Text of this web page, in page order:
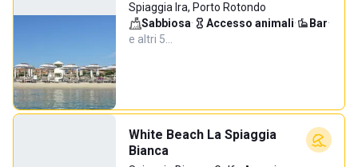
Spiaggia Ira, Porto Rotondo
Sabbiosa· Accesso animali· Bar·
e altri 5…
White Beach La Spiaggia
Bianca